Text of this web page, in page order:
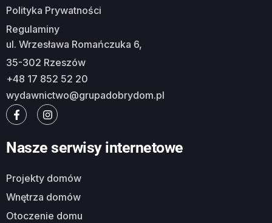
Polityka Prywatności
Regulaminy
ul. Wrzesława Romańczuka 6,
35-302 Rzeszów
+48 17 852 52 20
wydawnictwo@grupadobrydom.pl
Nasze serwisy internetowe
Projekty domów
Wnętrza domów
Otoczenie domu